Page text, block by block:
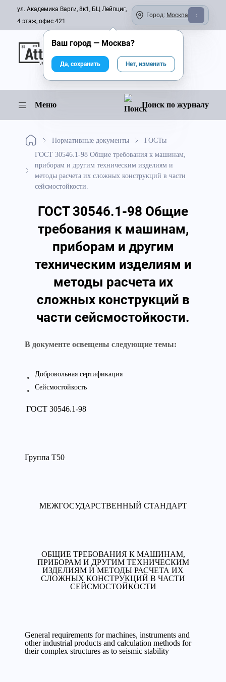
ул. Академика Варги, 8к1, БЦ Лейпциг,
4 этаж, офис 421
Город: Москва
Онлайн-журнал
Меню Поиск по журналу
Нормативные документы
ГОСТы
ГОСТ 30546.1-98 Общие требования к машинам,
приборам и другим техническим изделиям и
методы расчета их сложных конструкций в части
сейсмостойкости.
ГОСТ 30546.1-98 Общие
требования к машинам,
приборам и другим
техническим изделиям и
методы расчета их
сложных конструкций в
части сейсмостойкости.
В документе освещены следующие темы:
Добровольная сертификация
Сейсмостойкость
ГОСТ 30546.1-98
Группа Т50
МЕЖГОСУДАРСТВЕННЫЙ СТАНДАРТ
ОБЩИЕ ТРЕБОВАНИЯ К МАШИНАМ,
ПРИБОРАМ И ДРУГИМ ТЕХНИЧЕСКИМ
ИЗДЕЛИЯМ И МЕТОДЫ РАСЧЕТА ИХ
СЛОЖНЫХ КОНСТРУКЦИЙ В ЧАСТИ
СЕЙСМОСТОЙКОСТИ
General requirements for machines, instruments and
other industrial products and calculation methods for
their complex structures as to seismic stability
Ваш город — Москва?
Да, сохранить Нет, изменить